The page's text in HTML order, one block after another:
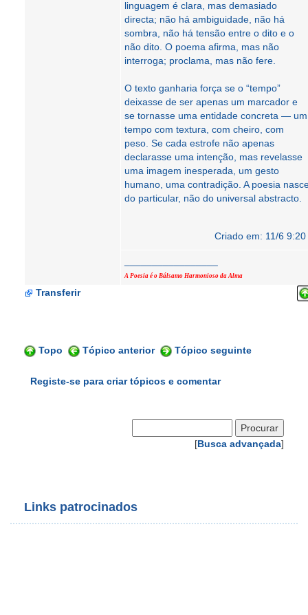
linguagem é clara, mas demasiado
directa; não há ambiguidade, não há
sombra, não há tensão entre o dito e o
não dito. O poema afirma, mas não
interroga; proclama, mas não fere.
O texto ganharia força se o “tempo”
deixasse de ser apenas um marcador e
se tornasse uma entidade concreta — um
tempo com textura, com cheiro, com
peso. Se cada estrofe não apenas
declarasse uma intenção, mas revelasse
uma imagem inesperada, um gesto
humano, uma contradição. A poesia
do particular, não do universal abstracto.
Criado em: 11/6 9:20
A Poesia é o Bálsamo Harmonioso da Alma
Transferir
Topo Tópico anterior Tópico seguinte
Registe-se para criar tópicos e comentar
[Busca advançada]
Links patrocinados